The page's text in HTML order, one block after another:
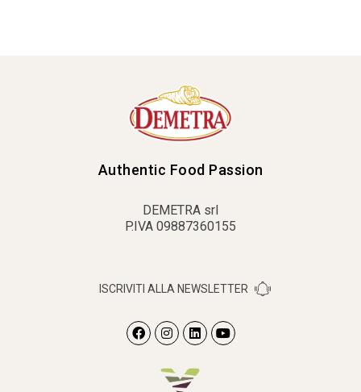
Authentic Food Passion
DEMETRA srl
P.IVA 09887360155
ISCRIVITI ALLA NEWSLETTER